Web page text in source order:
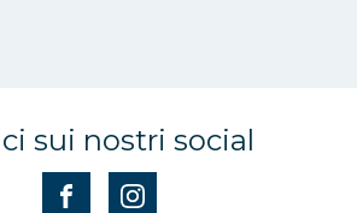
sui nostri social